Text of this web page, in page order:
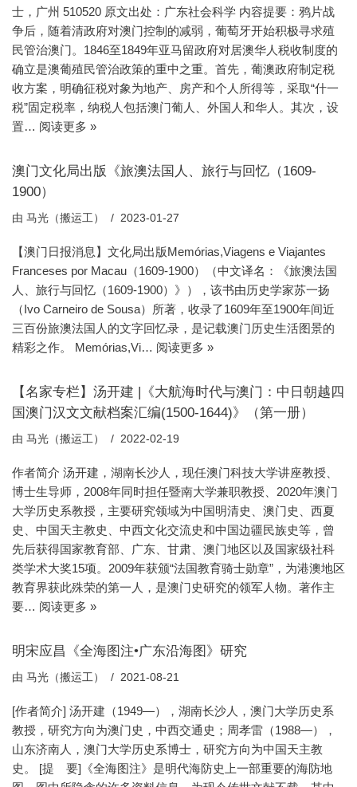
士，广州 510520 原文出处：广东社会科学 内容提要：鸦片战
争后，随着清政府对澳门控制的减弱，葡萄牙开始积极寻求殖
民管治澳门。1846至1849年亚马留政府对居澳华人税收制度的
确立是澳葡殖民管治政策的重中之重。首先，葡澳政府制定税
收方案，明确征税对象为地产、房产和个人所得等，采取“什一
税”固定税率，纳税人包括澳门葡人、外国人和华人。其次，设
置… 阅读更多 »
澳门文化局出版《旅澳法国人、旅行与回忆（1609-
1900）
由 马光（搬运工） 2023-01-27
【澳门日报消息】文化局出版Memórias,Viagens e Viajantes
Franceses por Macau（1609-1900）（中文译名：《旅澳法国
人、旅行与回忆（1609-1900）》），该书由历史学家苏一扬
（Ivo Carneiro de Sousa）所著，收录了1609年至1900年间近
三百份旅澳法国人的文字回忆录，是记载澳门历史生活图景的
精彩之作。 Memórias,Vi… 阅读更多 »
【名家专栏】汤开建 |《大航海时代与澳门：中日朝越四
国澳门汉文文献档案汇编(1500-1644)》（第一册）
由 马光（搬运工） 2022-02-19
作者简介 汤开建，湖南长沙人，现任澳门科技大学讲座教授、
博士生导师，2008年同时担任暨南大学兼职教授、2020年澳门
大学历史系教授，主要研究领域为中国明清史、澳门史、西夏
史、中国天主教史、中西文化交流史和中国边疆民族史等，曾
先后获得国家教育部、广东、甘肃、澳门地区以及国家级社科
类学术大奖15项。2009年获颁“法国教育骑士勋章”，为港澳地区
教育界获此殊荣的第一人，是澳门史研究的领军人物。著作主
要… 阅读更多 »
明宋应昌《全海图注•广东沿海图》研究
由 马光（搬运工） 2021-08-21
[作者简介] 汤开建（1949—），湖南长沙人，澳门大学历史系
教授，研究方向为澳门史，中西交通史；周孝雷（1988—），
山东济南人，澳门大学历史系博士，研究方向为中国天主教
史。 [提 要]《全海图注》是明代海防史上一部重要的海防地